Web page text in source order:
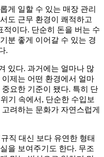
게 일할 수 있는 매장 관리
도 근무 환경이 쾌적하고
이다. 단순히 돈을 버는 수
분 좋게 이어갈 수 있는 경
.
있다. 과거에는 얼마나 많
제는 어떤 환경에서 얼마
요한 기준이 됐다. 특히 단
기 속에서, 단순한 수입보
려하는 문화가 자연스럽게
직 대신 보다 유연한 형태
을 보여주기도 한다. 무조